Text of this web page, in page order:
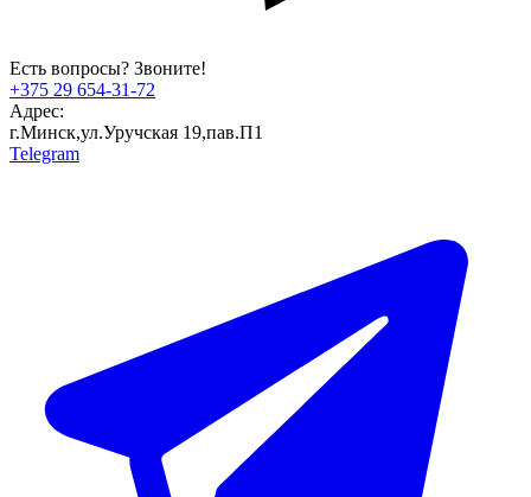
Есть вопросы? Звоните!
+375 29 654-31-72
Адрес:
г.Минск,ул.Уручская 19,пав.П1
Telegram